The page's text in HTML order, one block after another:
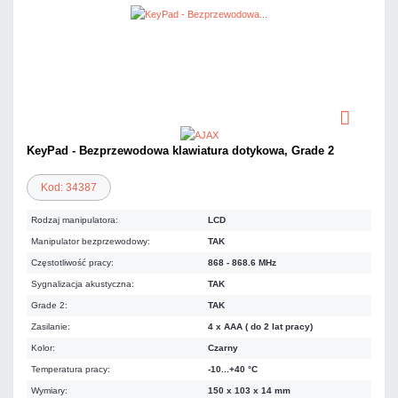
KeyPad - Bezprzewodowa klawiatura dotykowa, Grade 2
Kod: 34387
Rodzaj manipulatora: LCD
Manipulator bezprzewodowy: TAK
Częstotliwość pracy: 868 - 868.6 MHz
Sygnalizacja akustyczna: TAK
Grade 2: TAK
Zasilanie: 4 x AAA ( do 2 lat pracy)
Kolor: Czarny
Temperatura pracy: -10...+40 °C
Wymiary: 150 x 103 x 14 mm